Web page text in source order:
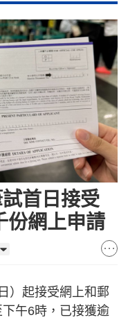
首日接受
份網上申請
）起接受網上和郵
午6時，已接獲逾